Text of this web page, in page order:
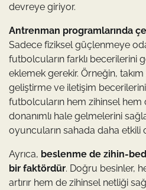
devreye giriyor.
Antrenman programlarında
Sadece fiziksel güçlenmeye
futbolcuların farklı becerilerini
eklemek gerekir. Örneğin,
geliştirme ve iletişim becerilerini
futbolcuların hem zihinsel hem
donanımlı hale gelmelerini
oyuncuların sahada daha etkili
Ayrıca, beslenme de zihin-
bir faktördür. Doğru besinler,
artırır hem de zihinsel netliği